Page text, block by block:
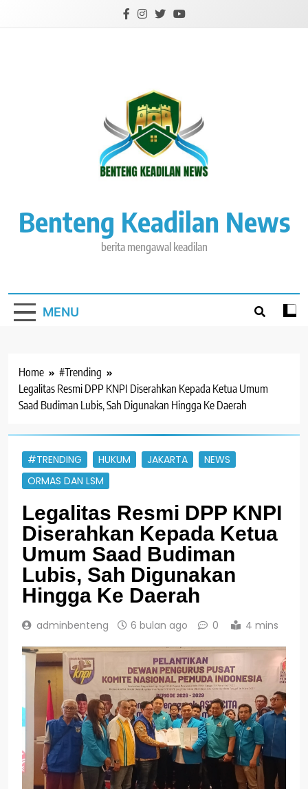
Benteng Keadilan News
berita mengawal keadilan
MENU
Home
#Trending
Legalitas Resmi DPP KNPI Diserahkan Kepada Ketua Umum
Saad Budiman Lubis, Sah Digunakan Hingga Ke Daerah
#TRENDING HUKUM JAKARTA
NEWS
ORMAS DAN LSM
Legalitas Resmi DPP KNPI
Diserahkan Kepada Ketua
Umum Saad Budiman
Lubis, Sah Digunakan
Hingga Ke Daerah
adminbenteng 6 bulan ago 0 4 mins